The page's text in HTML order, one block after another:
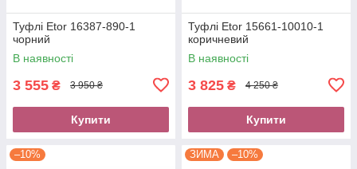
Туфлі Etor 16387-890-1
чорний
В наявності
3 555 ₴ 3 950 ₴
Купити
Туфлі Etor 15661-10010-1
коричневий
В наявності
3 825 ₴ 4 250 ₴
Купити
–10% ЗИМА –10%